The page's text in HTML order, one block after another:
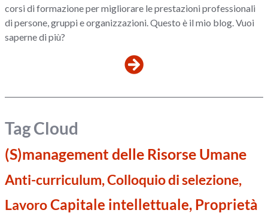
corsi di formazione per migliorare le prestazioni professionali
di persone, gruppi e organizzazioni. Questo è il mio blog. Vuoi
saperne di più?
Tag Cloud
(S)management delle Risorse Umane
Anti-curriculum, Colloquio di selezione,
LavoroCapitale intellettuale, Proprietà